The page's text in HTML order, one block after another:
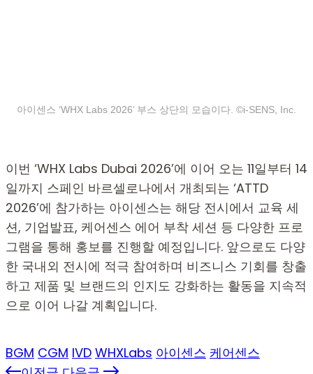
아이센스 ‘WHX Labs 2026’ 부스 상단의 모습이다. ©i-SENS, Inc.
이번 ‘WHX Labs Dubai 2026’에 이어 오는 11일부터 14
일까지 스페인 바르셀로나에서 개최되는 ‘ATTD
2026’에 참가하는 아이센스는 해당 전시에서 교육 세
션, 기업발표, 케어센스 에어 부착 세션 등 다양한 프로
그램을 통해 홍보를 진행할 예정입니다. 앞으로도 다양
한 국내외 전시에 적극 참여하며 비즈니스 기회를 창출
하고 제품 및 브랜드의 인지도 강화하는 활동을 지속적
으로 이어 나갈 계획입니다.
BGM CGM IVD WHXLabs 아이센스 케어센스